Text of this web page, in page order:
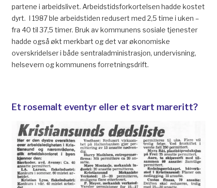
partene i arbeidslivet. Arbeidstidsforkortelsen hadde kostet
dyrt. I 1987 ble arbeidstiden redusert med 2,5 time i uken –
fra 40 til 37,5 timer. Bruk av kommunens sosiale tjenester
hadde også økt merkbart og det var økonomiske
overskridelser i både sentraladministrasjon, undervisning,
helsevern og kommunens forretningsdrift.
Et rosemalt eventyr eller et svart mareritt?